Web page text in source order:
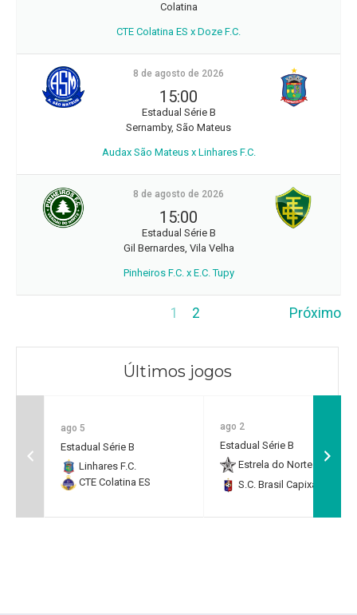
Colatina
CTE Colatina ES x Doze F.C.
8 de agosto de 2026
15:00
Estadual Série B
Sernamby, São Mateus
Audax São Mateus x Linhares F.C.
8 de agosto de 2026
15:00
Estadual Série B
Gil Bernardes, Vila Velha
Pinheiros F.C. x E.C. Tupy
1 2 Próximo
Últimos jogos
ago 5
Estadual Série B
Linhares F.C.
CTE Colatina ES
ago 2
Estadual Série B
Estrela do Norte F.C.
S.C. Brasil Capixaba